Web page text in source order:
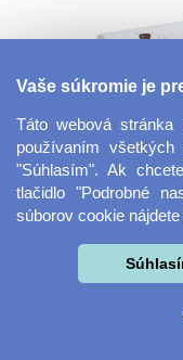
Dekoračná
Vaše súkromie je
Táto webová
používaním
"Súhlasím". Ak
tlačidlo "Podrobné
súborov cookie nájdete